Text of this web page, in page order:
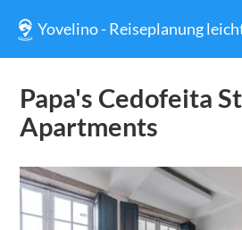
Yovelino - Reiseplanung
Papa's Cedofeita
Apartments